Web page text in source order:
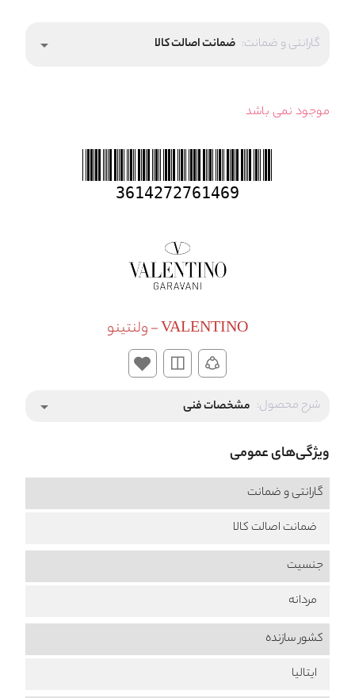
گارانتی و ضمانت: ضمانت اصالت کالا arrow_drop_down
موجود نمی باشد
3614272761469
VALENTINO - ولنتینو
شرح محصول: مشخصات فنی arrow_drop_down
ویژگی‌های عمومی
گارانتی و ضمانت
ضمانت اصالت کالا
جنسیت
مردانه
کشور سازنده
ایتالیا